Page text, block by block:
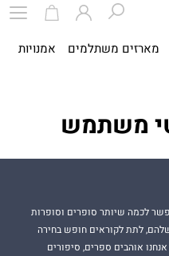
מארזים משתלמים אמנויות
משתמש
לכמה שיותר סופרים וסופרות
לתת לקוראים חופש בחירה
אוהבים ספרים, סיפורים